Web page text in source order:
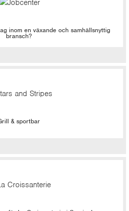
inom en växande och samhällsnyttig
bransch?
& sportbar